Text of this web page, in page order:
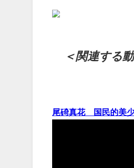
＜関連する
尾碕真花 国民的美